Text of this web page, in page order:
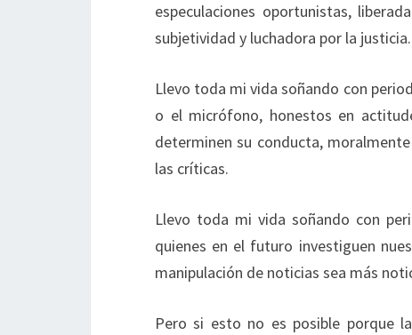
especulaciones oportunistas,
subjetividad y luchadora por la justicia.
Llevo toda mi vida soñando con
o el micrófono, honestos en
determinen su conducta,
las críticas.
Llevo toda mi vida soñando con
quienes en el futuro investiguen
manipulación de noticias sea más
Pero si esto no es posible porque